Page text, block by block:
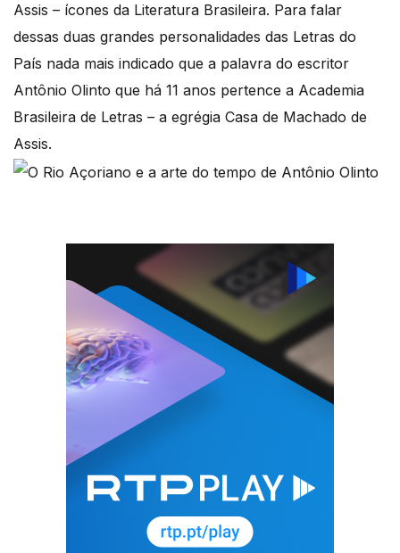
Assis – ícones da Literatura Brasileira. Para falar
dessas duas grandes personalidades das Letras do
País nada mais indicado que a palavra do escritor
Antônio Olinto que há 11 anos pertence a Academia
Brasileira de Letras – a egrégia Casa de Machado de
Assis.